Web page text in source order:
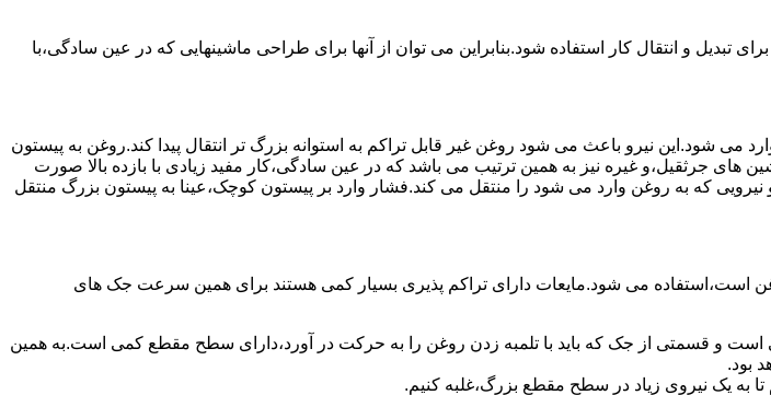
تبدیل و انتقال کار استفاده شود.بنابراین می توان از آنها برای طراحی ماشینهایی که در عین سادگی،با
شود.این نیرو باعث می شود روغن غیر قابل تراکم به استوانه بزرگ تر انتقال پیدا کند.روغن به پیستون
های جرثقیل،و غیره نیز به همین ترتیب می باشد که در عین سادگی،کار مفید زیادی با بازده بالا صورت
که به روغن وارد می شود را منتقل می کند.فشار وارد بر پیستون کوچک،عینا به پیستون بزرگ منتقل
است،استفاده می شود.مایعات دارای تراکم پذیری بسیار کمی هستند برای همین سرعت جک های
و قسمتی از جک که باید با تلمبه زدن روغن را به حرکت در آورد،دارای سطح مقطع کمی است.به همین
بود.
به یک نیروی زیاد در سطح مقطع بزرگ،غلبه کنیم.